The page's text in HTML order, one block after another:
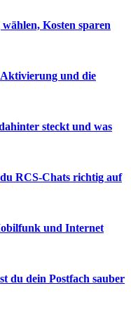
Kosten sparen
und die
steckt und was
RCS-Chats richtig auf
und Internet
du dein Postfach sauber